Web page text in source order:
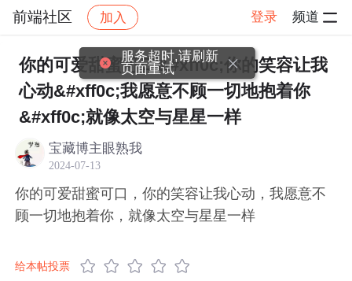
前端社区 加入 登录 频道
社区 前端社区 感慨 帖子详情
你的可爱甜蜜可口&#xff0c;你的笑容让我
心动&#xff0c;我愿意不顾一切地抱着你
&#xff0c;就像太空与星星一样
宝藏博主眼熟我
2024-07-13
你的可爱甜蜜可口，你的笑容让我心动，我愿意不
顾一切地抱着你，就像太空与星星一样
给本帖投票
服务超时,请刷新
页面重试